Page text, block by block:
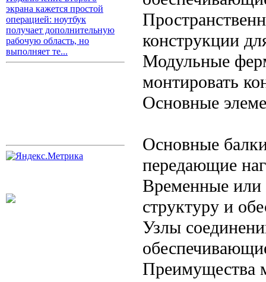
экрана кажется простой
операцией: ноутбук
получает дополнительную
рабочую область, но
выполняет те...
конструкции
Модульные
монтировать
Основные
Основные
передающие
Временные или
структуру и
Узлы
Преимущества